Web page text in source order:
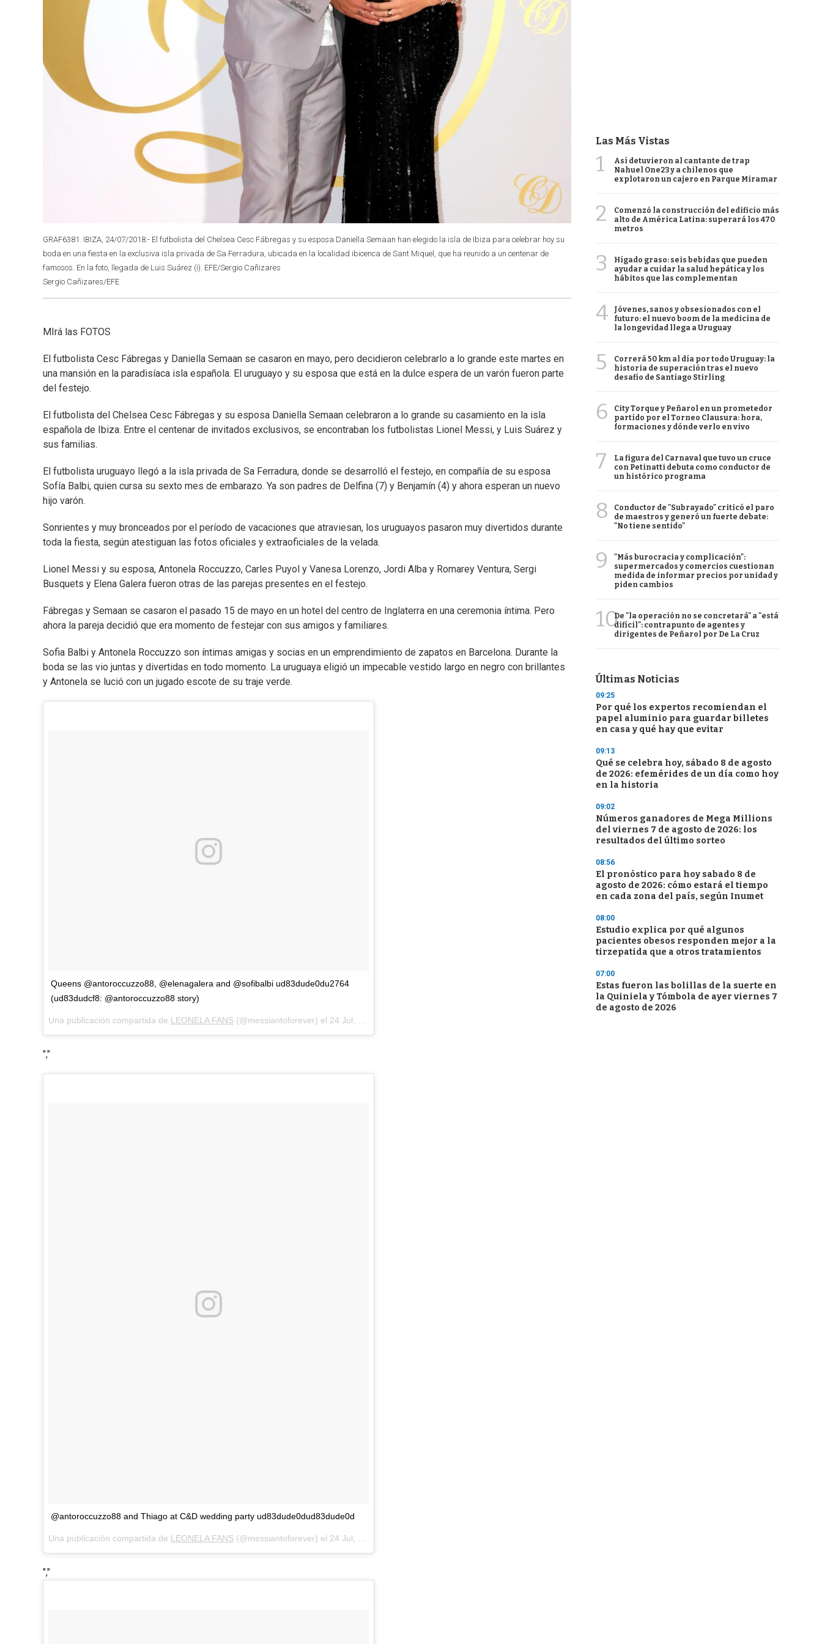
GRAF6381. IBIZA, 24/07/2018.- El futbolista del Chelsea Cesc Fábregas y su esposa Daniella Semaan han elegido la isla de Ibiza para celebrar hoy su
boda en una fiesta en la exclusiva isla privada de Sa Ferradura, ubicada en la localidad ibicenca de Sant Miquel, que ha reunido a un centenar de
famosos. En la foto, llegada de Luis Suárez (i). EFE/Sergio Cañizares
Sergio Cañizares/EFE
MIrá las FOTOS
El futbolista Cesc Fábregas y Daniella Semaan se casaron en mayo, pero decidieron celebrarlo a lo grande este martes en
una mansión en la paradisíaca isla española. El uruguayo y su esposa que está en la dulce espera de un varón fueron parte
del festejo.
El futbolista del Chelsea Cesc Fábregas y su esposa Daniella Semaan celebraron a lo grande su casamiento en la isla
española de Ibiza. Entre el centenar de invitados exclusivos, se encontraban los futbolistas Lionel Messi, y Luis Suárez y
sus familias.
El futbolista uruguayo llegó a la isla privada de Sa Ferradura, donde se desarrolló el festejo, en compañía de su esposa
Sofía Balbi, quien cursa su sexto mes de embarazo. Ya son padres de Delfina (7) y Benjamín (4) y ahora esperan un nuevo
hijo varón.
Sonrientes y muy bronceados por el período de vacaciones que atraviesan, los uruguayos pasaron muy divertidos durante
toda la fiesta, según atestiguan las fotos oficiales y extraoficiales de la velada.
Lionel Messi y su esposa, Antonela Roccuzzo, Carles Puyol y Vanesa Lorenzo, Jordi Alba y Romarey Ventura, Sergi
Busquets y Elena Galera fueron otras de las parejas presentes en el festejo.
Fábregas y Semaan se casaron el pasado 15 de mayo en un hotel del centro de Inglaterra en una ceremonia íntima. Pero
ahora la pareja decidió que era momento de festejar con sus amigos y familiares.
Sofia Balbi y Antonela Roccuzzo son íntimas amigas y socias en un emprendimiento de zapatos en Barcelona. Durante la
boda se las vio juntas y divertidas en todo momento. La uruguaya eligió un impecable vestido largo en negro con brillantes
y Antonela se lució con un jugado escote de su traje verde.
Queens @antoroccuzzo88, @elenagalera and @sofibalbi ud83dude0du2764
(ud83dudcf8: @antoroccuzzo88 story)
Una publicación compartida de LEONELA FANS (@messiantoforever) el 24 Jul, 2018 a las 4:10 PDT
","
@antoroccuzzo88 and Thiago at C&D wedding party ud83dude0dud83dude0d
Una publicación compartida de LEONELA FANS (@messiantoforever) el 24 Jul, 2018 a las 6:04 PDT
","
Las Más Vistas
1
Así detuvieron al cantante de trap
Nahuel One23 y a chilenos que
explotaron un cajero en Parque Miramar
2
Comenzó la construcción del edificio más
alto de América Latina: superará los 470
metros
3
Hígado graso: seis bebidas que pueden
ayudar a cuidar la salud hepática y los
hábitos que las complementan
4
Jóvenes, sanos y obsesionados con el
futuro: el nuevo boom de la medicina de
la longevidad llega a Uruguay
5
Correrá 50 km al día por todo Uruguay: la
historia de superación tras el nuevo
desafío de Santiago Stirling
6
City Torque y Peñarol en un prometedor
partido por el Torneo Clausura: hora,
formaciones y dónde verlo en vivo
7
La figura del Carnaval que tuvo un cruce
con Petinatti debuta como conductor de
un histórico programa
8
Conductor de "Subrayado" criticó el paro
de maestros y generó un fuerte debate:
"No tiene sentido"
9
"Más burocracia y complicación":
supermercados y comercios cuestionan
medida de informar precios por unidad y
piden cambios
10De "la operación no se concretará" a "está
difícil": contrapunto de agentes y
dirigentes de Peñarol por De La Cruz
Últimas Noticias
09:25
Por qué los expertos recomiendan el
papel aluminio para guardar billetes
en casa y qué hay que evitar
09:13
Qué se celebra hoy, sábado 8 de agosto
de 2026: efemérides de un día como hoy
en la historia
09:02
Números ganadores de Mega Millions
del viernes 7 de agosto de 2026: los
resultados del último sorteo
08:56
El pronóstico para hoy sabado 8 de
agosto de 2026: cómo estará el tiempo
en cada zona del país, según Inumet
08:00
Estudio explica por qué algunos
pacientes obesos responden mejor a la
tirzepatida que a otros tratamientos
07:00
Estas fueron las bolillas de la suerte en
la Quiniela y Tómbola de ayer viernes 7
de agosto de 2026